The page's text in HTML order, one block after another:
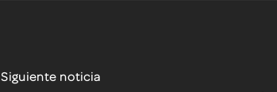
Siguiente noticia